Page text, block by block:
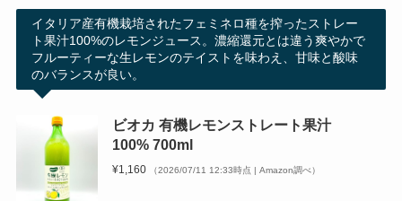
イタリア産有機栽培されたフェミネロ種を搾ったストレー
ト果汁100%のレモンジュース。濃縮還元とは違う爽やかで
フルーティーな生レモンのテイストを味わえ、甘味と酸味
のバランスが良い。
ビオカ 有機レモンストレート果汁
100% 700ml
¥1,160 （2026/07/11 12:33時点 | Amazon調べ）